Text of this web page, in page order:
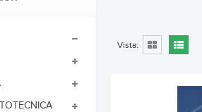
Vista: